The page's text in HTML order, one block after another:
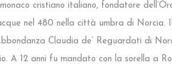
cristiano italiano, fondatore
nel 480 nella città umbra di
Claudia de’ Reguardati di
A 12 anni fu mandato con la sorella a